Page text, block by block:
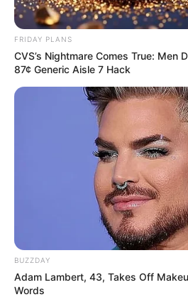
ΕΠΙΤΑΓΗ ΑΚΡΙΒΕΙΑΣ
FRIDAY PLANS
CVS’s Nightmare Comes True: Men
87¢ Generic Aisle 7 Hack
BUZZDAY
Adam Lambert, 43, Takes Off
Words